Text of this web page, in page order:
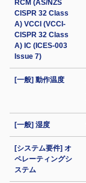
RCM (AS/NZS
CISPR 32 Class
A) VCCI (VCCI-
CISPR 32 Class
A) IC (ICES-003
Issue 7)
[一般] 動作温度
[一般] 湿度
[システム要件] オ
ペレーティングシ
ステム